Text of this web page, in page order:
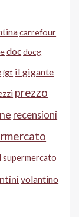
carrefour
docdocg
igt il gigante
prezzo
recensioni
supermercato
volantino